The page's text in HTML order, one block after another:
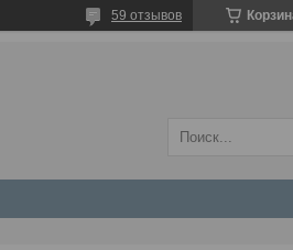
59 отзывов